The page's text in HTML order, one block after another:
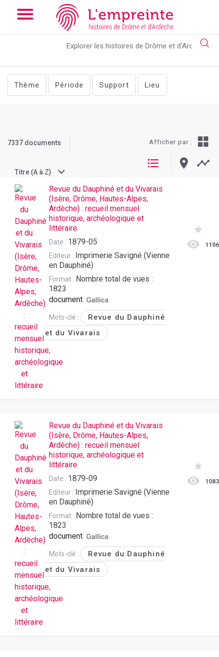
Array ( [slug] => documentslist [pg] => 116 )
slick-theme.css if you want the default styling
Thème Période Support Lieu
7337 documents
Titre (A à Z)
Afficher par :
Revue du Dauphiné et du Vivarais
(Isère, Drôme, Hautes-Alpes,
Ardèche) : recueil mensuel
historique, archéologique et
littéraire
Date : 1879-05
Editeur : Imprimerie Savigné (Vienne
en Dauphiné)
Format : Nombre total de vues :
1823
document
Mots-clé :
Revue du Dauphiné
et du Vivarais
1106
Revue du Dauphiné et du Vivarais
(Isère, Drôme, Hautes-Alpes,
Ardèche) : recueil mensuel
historique, archéologique et
littéraire
Date : 1879-09
Editeur : Imprimerie Savigné (Vienne
en Dauphiné)
Format : Nombre total de vues :
1823
document
Mots-clé :
Revue du Dauphiné
et du Vivarais
1083